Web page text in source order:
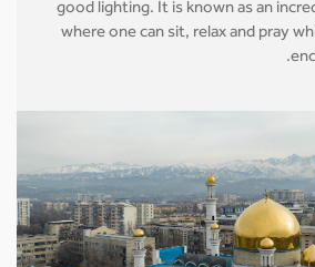
good lighting. It is known as an
where one can sit, relax and pray